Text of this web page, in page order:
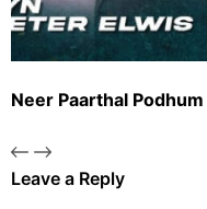
Neer Paarthal Podhum
Leave a Reply